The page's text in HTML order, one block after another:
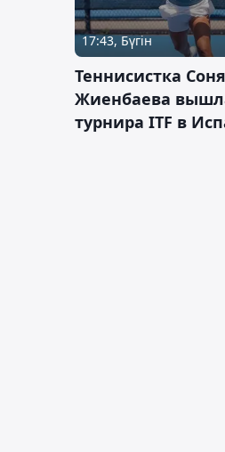
17:43, Бүгін
Теннисистка Соня
Жиенбаева
турнира ITF в